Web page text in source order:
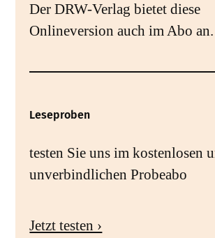
Der DRW-Verlag bietet diese
Onlineversion auch im Abo an.
Leseproben
testen Sie uns im kostenlosen
unverbindlichen Probeabo
Jetzt testen ›